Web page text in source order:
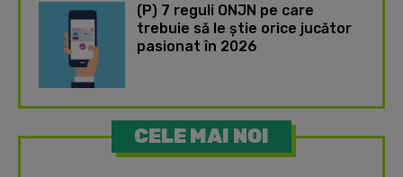
(P) 7 reguli ONJN pe care
trebuie să le știe orice jucător
pasionat în 2026
CELE MAI NOI